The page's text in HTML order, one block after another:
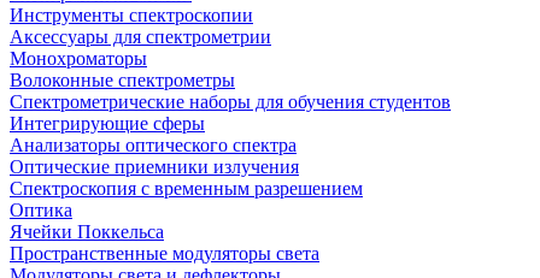
Инструменты спектроскопии
Аксессуары для спектрометрии
Монохроматоры
Волоконные спектрометры
Спектрометрические наборы для обучения студентов
Интегрирующие сферы
Анализаторы оптического спектра
Оптические приемники излучения
Спектроскопия с временным разрешением
Оптика
Ячейки Поккельса
Пространственные модуляторы света